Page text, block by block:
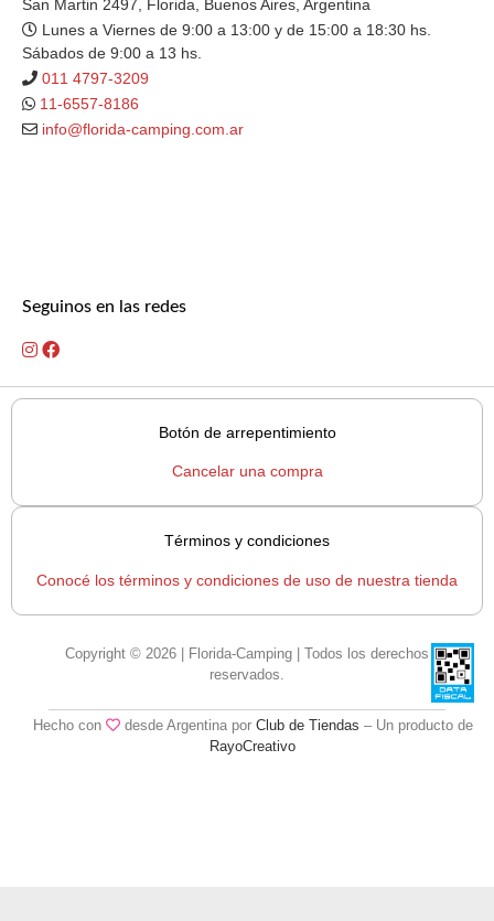
San Martin 2497, Florida, Buenos Aires, Argentina
Lunes a Viernes de 9:00 a 13:00 y de 15:00 a 18:30 hs.
Sábados de 9:00 a 13 hs.
011 4797-3209
11-6557-8186
info@florida-camping.com.ar
Seguinos en las redes
Botón de arrepentimiento
Cancelar una compra
Términos y condiciones
Conocé los términos y condiciones de uso de nuestra tienda
Copyright © 2026 | Florida-Camping | Todos los derechos
reservados.
Hecho con desde Argentina por Club de Tiendas – Un producto de
RayoCreativo